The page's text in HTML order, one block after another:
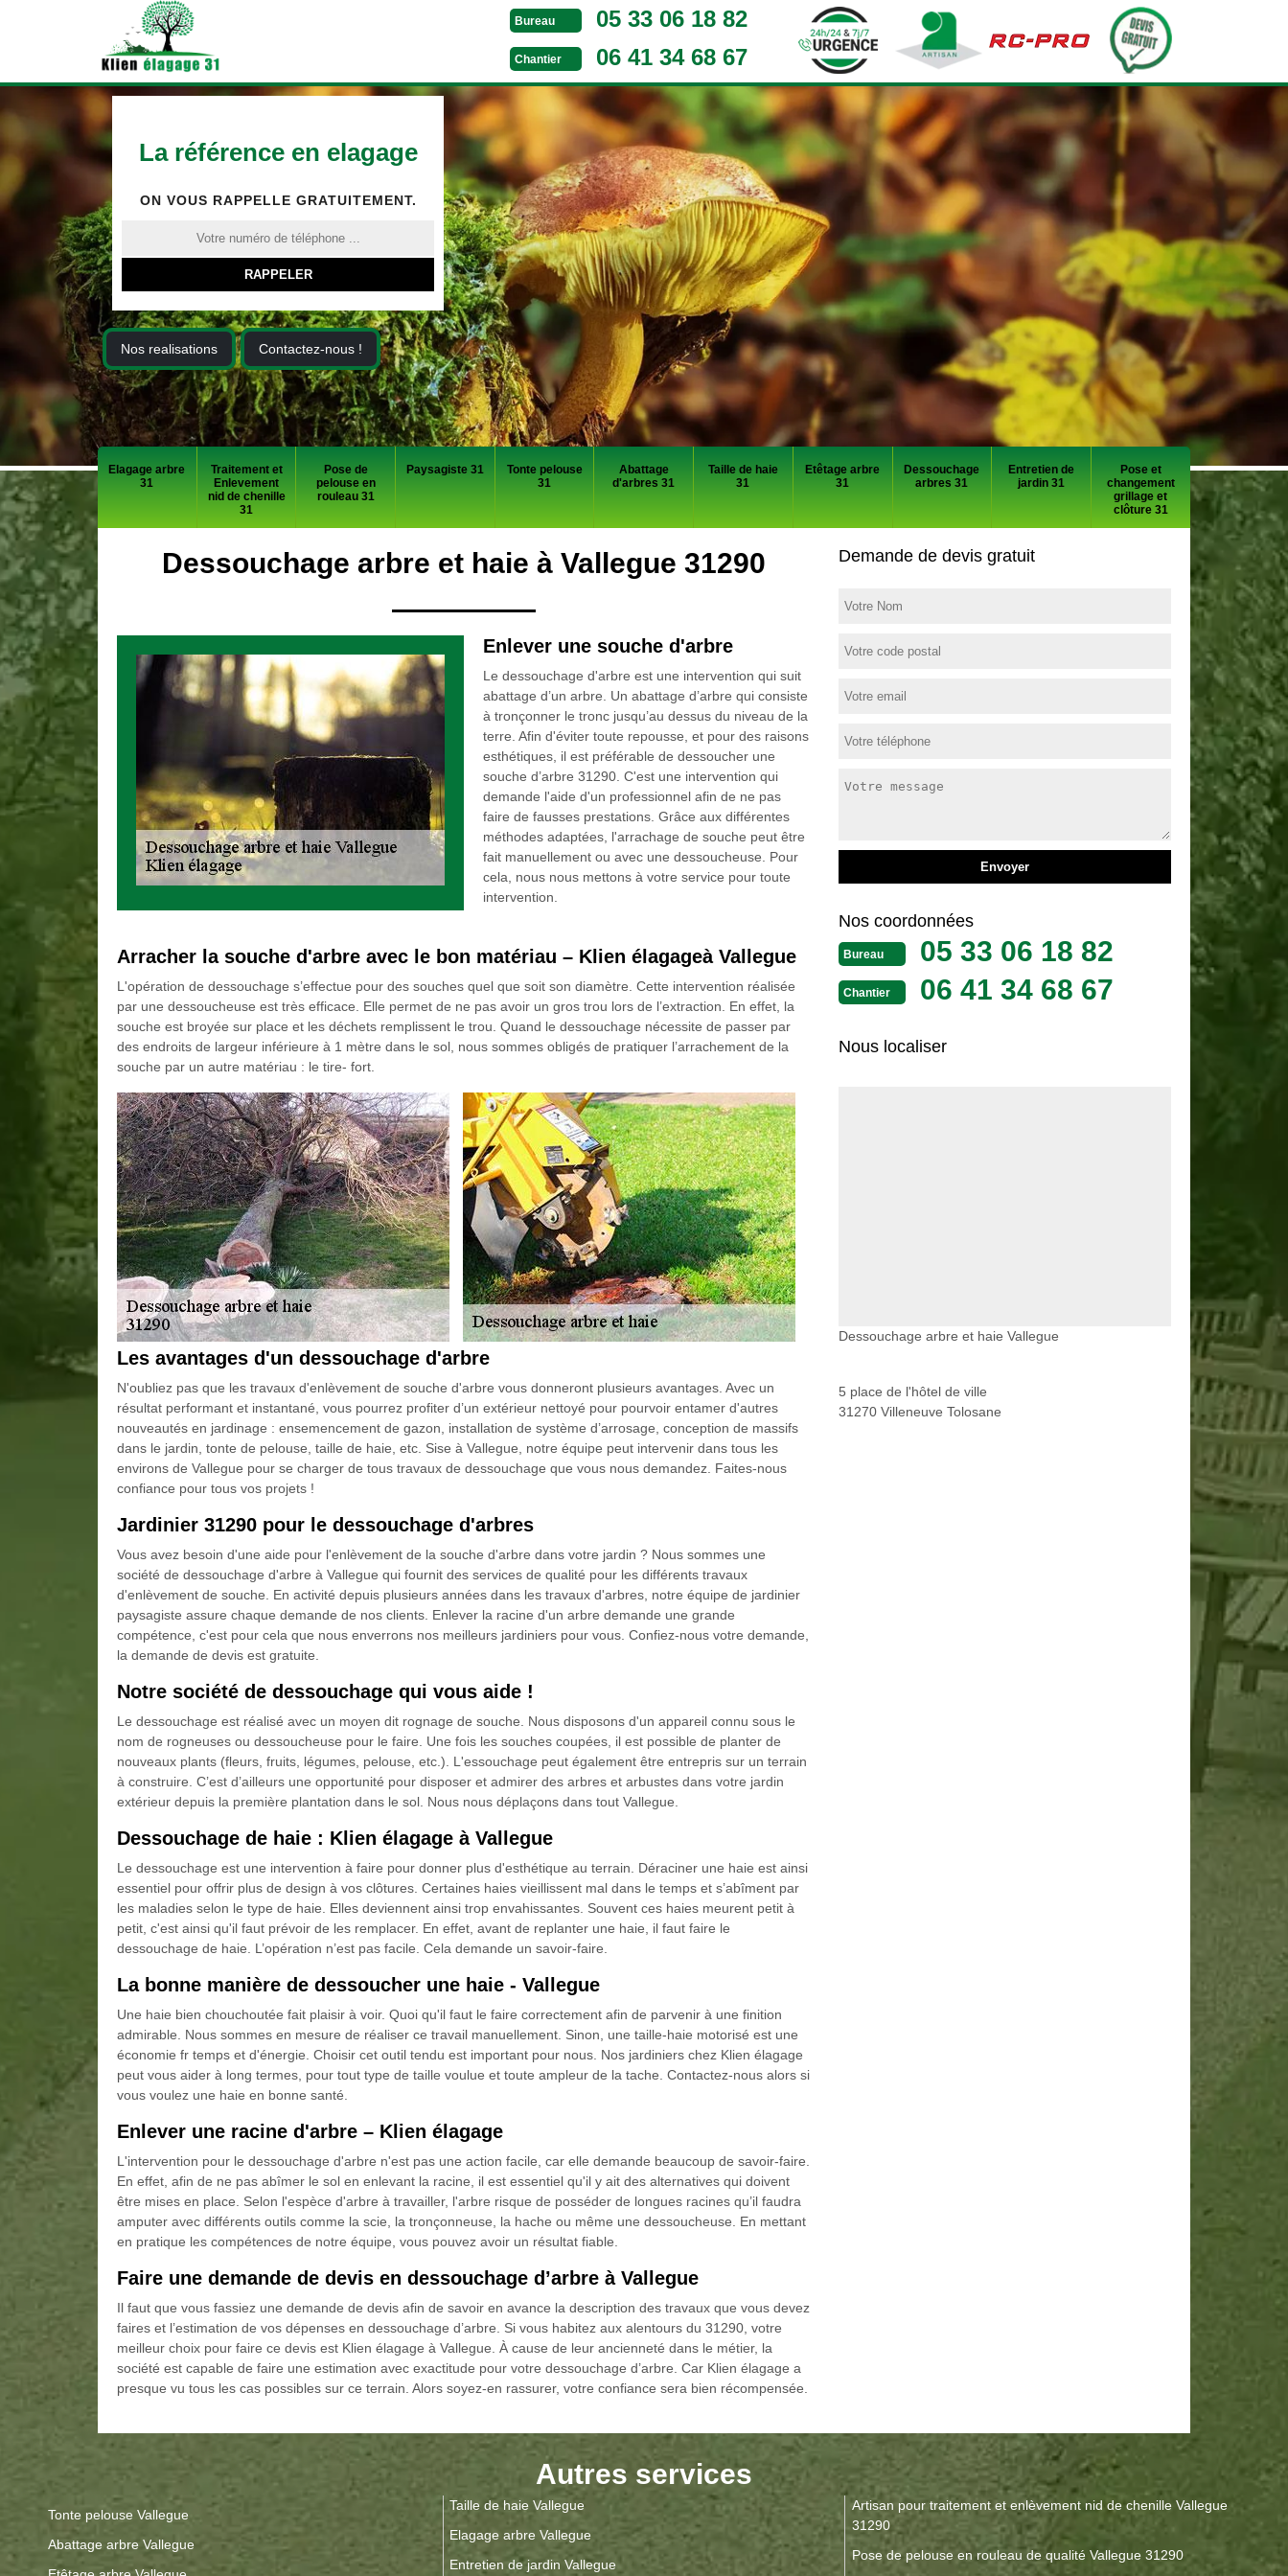
Bureau 05 33 06 18 82
Chantier 06 41 34 68 67
La référence en elagage
ON VOUS RAPPELLE GRATUITEMENT.
Nos realisations Contactez-nous !
Elagage arbre
31
Traitement et
Enlevement
nid de chenille
31
Pose de
pelouse en
rouleau 31
Paysagiste 31
Tonte pelouse
31
Abattage
d'arbres 31
Taille de haie
31
Etêtage arbre
31
Dessouchage
arbres 31
Entretien de
jardin 31
Pose et
changement
grillage et
clôture 31
Dessouchage arbre et haie à Vallegue 31290
Enlever une souche d'arbre
Le dessouchage d'arbre est une intervention qui suit
abattage d’un arbre. Un abattage d’arbre qui consiste
à tronçonner le tronc jusqu’au dessus du niveau de la
terre. Afin d'éviter toute repousse, et pour des raisons
esthétiques, il est préférable de dessoucher une
souche d’arbre 31290. C'est une intervention qui
demande l'aide d'un professionnel afin de ne pas
faire de fausses prestations. Grâce aux différentes
méthodes adaptées, l'arrachage de souche peut être
fait manuellement ou avec une dessoucheuse. Pour
cela, nous nous mettons à votre service pour toute
intervention.
Arracher la souche d'arbre avec le bon matériau – Klien élagageà Vallegue
L'opération de dessouchage s’effectue pour des souches quel que soit son diamètre. Cette intervention réalisée
par une dessoucheuse est très efficace. Elle permet de ne pas avoir un gros trou lors de l’extraction. En effet, la
souche est broyée sur place et les déchets remplissent le trou. Quand le dessouchage nécessite de passer par
des endroits de largeur inférieure à 1 mètre dans le sol, nous sommes obligés de pratiquer l’arrachement de la
souche par un autre matériau : le tire- fort.
Les avantages d'un dessouchage d'arbre
N'oubliez pas que les travaux d'enlèvement de souche d'arbre vous donneront plusieurs avantages. Avec un
résultat performant et instantané, vous pourrez profiter d’un extérieur nettoyé pour pourvoir entamer d'autres
nouveautés en jardinage : ensemencement de gazon, installation de système d’arrosage, conception de massifs
dans le jardin, tonte de pelouse, taille de haie, etc. Sise à Vallegue, notre équipe peut intervenir dans tous les
environs de Vallegue pour se charger de tous travaux de dessouchage que vous nous demandez. Faites-nous
confiance pour tous vos projets !
Jardinier 31290 pour le dessouchage d'arbres
Vous avez besoin d'une aide pour l'enlèvement de la souche d'arbre dans votre jardin ? Nous sommes une
société de dessouchage d'arbre à Vallegue qui fournit des services de qualité pour les différents travaux
d'enlèvement de souche. En activité depuis plusieurs années dans les travaux d'arbres, notre équipe de jardinier
paysagiste assure chaque demande de nos clients. Enlever la racine d'un arbre demande une grande
compétence, c'est pour cela que nous enverrons nos meilleurs jardiniers pour vous. Confiez-nous votre demande,
la demande de devis est gratuite.
Notre société de dessouchage qui vous aide !
Le dessouchage est réalisé avec un moyen dit rognage de souche. Nous disposons d'un appareil connu sous le
nom de rogneuses ou dessoucheuse pour le faire. Une fois les souches coupées, il est possible de planter de
nouveaux plants (fleurs, fruits, légumes, pelouse, etc.). L'essouchage peut également être entrepris sur un terrain
à construire. C’est d’ailleurs une opportunité pour disposer et admirer des arbres et arbustes dans votre jardin
extérieur depuis la première plantation dans le sol. Nous nous déplaçons dans tout Vallegue.
Dessouchage de haie : Klien élagage à Vallegue
Le dessouchage est une intervention à faire pour donner plus d'esthétique au terrain. Déraciner une haie est ainsi
essentiel pour offrir plus de design à vos clôtures. Certaines haies vieillissent mal dans le temps et s’abîment par
les maladies selon le type de haie. Elles deviennent ainsi trop envahissantes. Souvent ces haies meurent petit à
petit, c'est ainsi qu'il faut prévoir de les remplacer. En effet, avant de replanter une haie, il faut faire le
dessouchage de haie. L’opération n’est pas facile. Cela demande un savoir-faire.
La bonne manière de dessoucher une haie - Vallegue
Une haie bien chouchoutée fait plaisir à voir. Quoi qu'il faut le faire correctement afin de parvenir à une finition
admirable. Nous sommes en mesure de réaliser ce travail manuellement. Sinon, une taille-haie motorisé est une
économie fr temps et d'énergie. Choisir cet outil tendu est important pour nous. Nos jardiniers chez Klien élagage
peut vous aider à long termes, pour tout type de taille voulue et toute ampleur de la tache. Contactez-nous alors si
vous voulez une haie en bonne santé.
Enlever une racine d'arbre – Klien élagage
L'intervention pour le dessouchage d'arbre n'est pas une action facile, car elle demande beaucoup de savoir-faire.
En effet, afin de ne pas abîmer le sol en enlevant la racine, il est essentiel qu'il y ait des alternatives qui doivent
être mises en place. Selon l'espèce d'arbre à travailler, l'arbre risque de posséder de longues racines qu’il faudra
amputer avec différents outils comme la scie, la tronçonneuse, la hache ou même une dessoucheuse. En mettant
en pratique les compétences de notre équipe, vous pouvez avoir un résultat fiable.
Faire une demande de devis en dessouchage d’arbre à Vallegue
Il faut que vous fassiez une demande de devis afin de savoir en avance la description des travaux que vous devez
faires et l’estimation de vos dépenses en dessouchage d’arbre. Si vous habitez aux alentours du 31290, votre
meilleur choix pour faire ce devis est Klien élagage à Vallegue. À cause de leur ancienneté dans le métier, la
société est capable de faire une estimation avec exactitude pour votre dessouchage d’arbre. Car Klien élagage a
presque vu tous les cas possibles sur ce terrain. Alors soyez-en rassurer, votre confiance sera bien récompensée.
Demande de devis gratuit
Nos coordonnées
Bureau 05 33 06 18 82
Chantier 06 41 34 68 67
Nous localiser
Dessouchage arbre et haie Vallegue
5 place de l'hôtel de ville
31270 Villeneuve Tolosane
Autres services
Tonte pelouse Vallegue
Abattage arbre Vallegue
Taille de haie Vallegue
Elagage arbre Vallegue
Entretien de jardin Vallegue
Artisan pour traitement et enlèvement nid de chenille Vallegue
31290
Pose de pelouse en rouleau de qualité Vallegue 31290